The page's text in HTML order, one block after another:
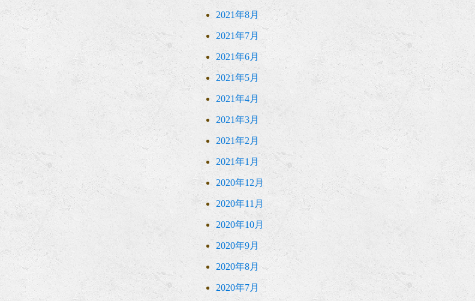
2021年8月
2021年7月
2021年6月
2021年5月
2021年4月
2021年3月
2021年2月
2021年1月
2020年12月
2020年11月
2020年10月
2020年9月
2020年8月
2020年7月